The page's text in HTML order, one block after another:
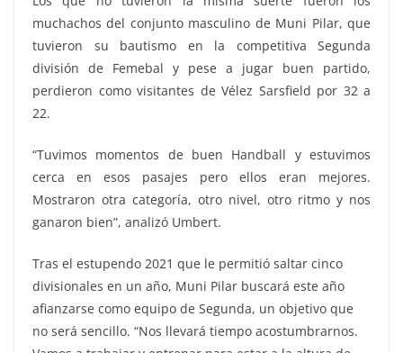
muchachos del conjunto masculino de Muni Pilar, que
tuvieron su bautismo en la competitiva Segunda
división de Femebal y pese a jugar buen partido,
perdieron como visitantes de Vélez Sarsfield por 32 a
22.
“Tuvimos momentos de buen Handball y estuvimos
cerca en esos pasajes pero ellos eran mejores.
Mostraron otra categoría, otro nivel, otro ritmo y nos
ganaron bien”, analizó Umbert.
Tras el estupendo 2021 que le permitió saltar cinco
divisionales en un año, Muni Pilar buscará este año
afianzarse como equipo de Segunda, un objetivo que
no será sencillo. “Nos llevará tiempo acostumbrarnos.